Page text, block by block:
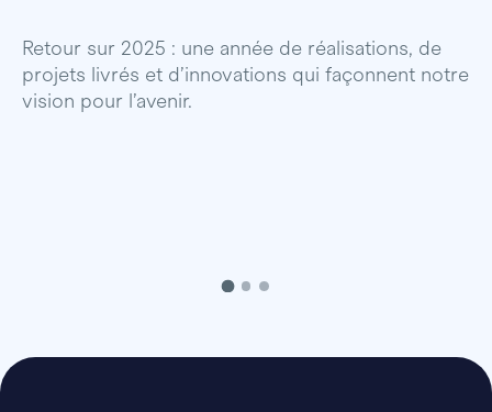
Retour sur 2025 : une année de réalisations, de
projets livrés et d’innovations qui façonnent notre
vision pour l’avenir.